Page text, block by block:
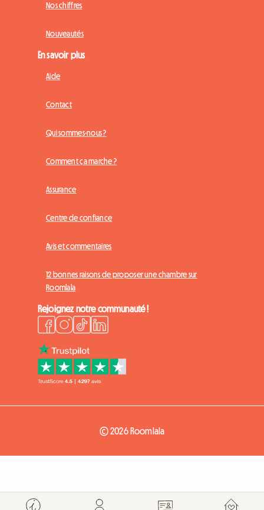
Nos chiffres
Nouveautés
En savoir plus
Aide
Contact
Qui sommes-nous ?
Comment ça marche ?
Assurance
Centre de confiance
Avis et commentaires
12 bonnes raisons de proposer une chambre sur
Roomlala
Rejoignez notre communauté !
© 2026 Roomlala